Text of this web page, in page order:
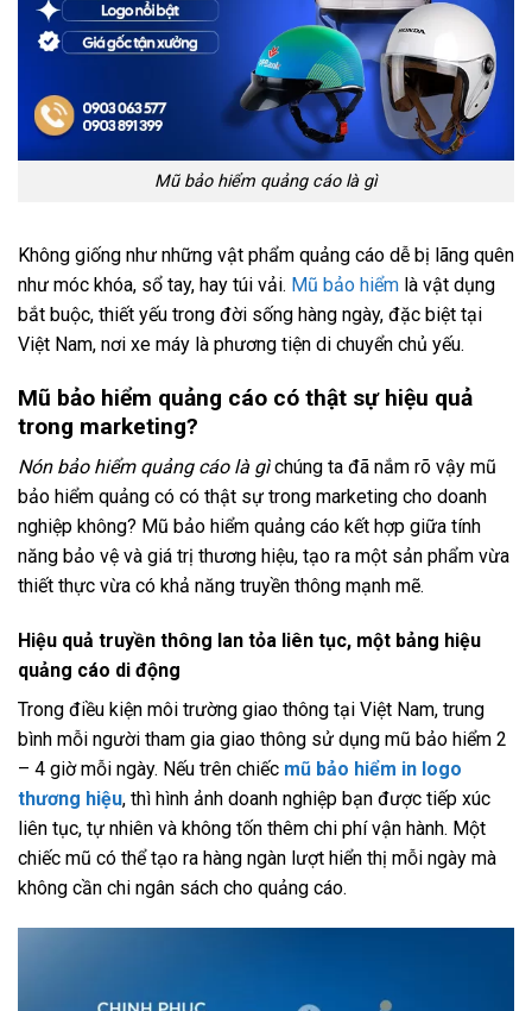
Mũ bảo hiểm quảng cáo là gì
Không giống như những vật phẩm quảng cáo dễ bị lãng quên
như móc khóa, sổ tay, hay túi vải. Mũ bảo hiểm là vật dụng
bắt buộc, thiết yếu trong đời sống hàng ngày, đặc biệt tại
Việt Nam, nơi xe máy là phương tiện di chuyển chủ yếu.
Mũ bảo hiểm quảng cáo có thật sự hiệu quả
trong marketing?
Nón bảo hiểm quảng cáo là gìchúng ta đã nắm rõ vậy mũ
bảo hiểm quảng có có thật sự trong marketing cho doanh
nghiệp không? Mũ bảo hiểm quảng cáo kết hợp giữa tính
năng bảo vệ và giá trị thương hiệu, tạo ra một sản phẩm vừa
thiết thực vừa có khả năng truyền thông mạnh mẽ.
Hiệu quả truyền thông lan tỏa liên tục, một bảng hiệu
quảng cáo di động
Trong điều kiện môi trường giao thông tại Việt Nam, trung
bình mỗi người tham gia giao thông sử dụng mũ bảo hiểm 2
– 4 giờ mỗi ngày. Nếu trên chiếc mũ bảo hiểm in logo
thương hiệu, thì hình ảnh doanh nghiệp bạn được tiếp xúc
liên tục, tự nhiên và không tốn thêm chi phí vận hành. Một
chiếc mũ có thể tạo ra hàng ngàn lượt hiển thị mỗi ngày mà
không cần chi ngân sách cho quảng cáo.